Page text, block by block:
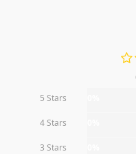
5 Stars
4 Stars
3 Stars